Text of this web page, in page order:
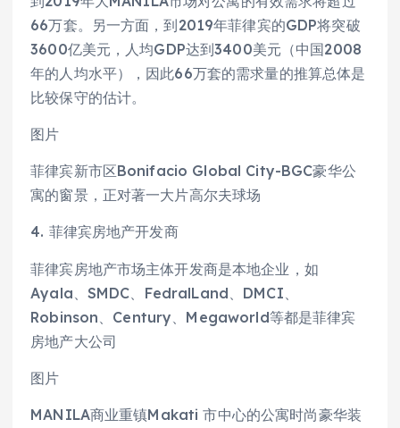
66万套。另一方面，到2019年菲律宾的GDP将突破
3600亿美元，人均GDP达到3400美元（中国2008
年的人均水平），因此66万套的需求量的推算总体是
比较保守的估计。
图片
菲律宾新市区Bonifacio Global City-BGC豪华公
寓的窗景，正对著一大片高尔夫球场
4. 菲律宾房地产开发商
菲律宾房地产市场主体开发商是本地企业，如
Ayala、SMDC、FedralLand、DMCI、
Robinson、Century、Megaworld等都是菲律宾
房地产大公司
图片
MANILA商业重镇Makati 市中心的公寓时尚豪华装